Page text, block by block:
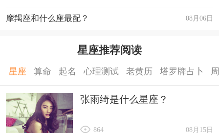
08月06日
摩羯座和什么座最配？
星座推荐阅读
星座 算命 起名 心理测试 老黄历 塔罗牌占卜
张雨绮是什么星座？
08月15日
864